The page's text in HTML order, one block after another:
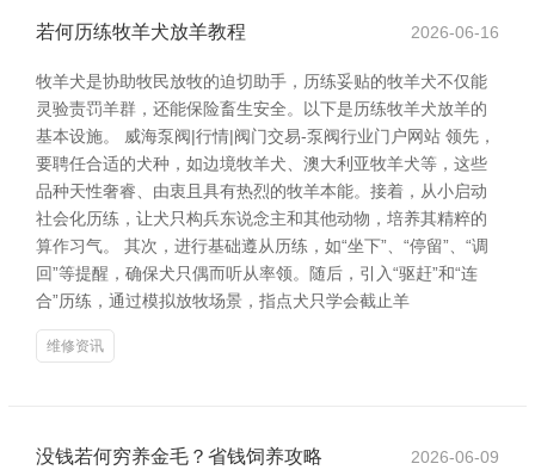
若何历练牧羊犬放羊教程 2026-06-16
牧羊犬是协助牧民放牧的迫切助手，历练妥贴的牧羊犬不仅能
灵验责罚羊群，还能保险畜生安全。以下是历练牧羊犬放羊的
基本设施。 威海泵阀|行情|阀门交易-泵阀行业门户网站 领先，
要聘任合适的犬种，如边境牧羊犬、澳大利亚牧羊犬等，这些
品种天性奢睿、由衷且具有热烈的牧羊本能。接着，从小启动
社会化历练，让犬只构兵东说念主和其他动物，培养其精粹的
算作习气。 其次，进行基础遵从历练，如“坐下”、“停留”、“调
回”等提醒，确保犬只偶而听从率领。随后，引入“驱赶”和“连
合”历练，通过模拟放牧场景，指点犬只学会截止羊
维修资讯
没钱若何穷养金毛？省钱饲养攻略 2026-06-09